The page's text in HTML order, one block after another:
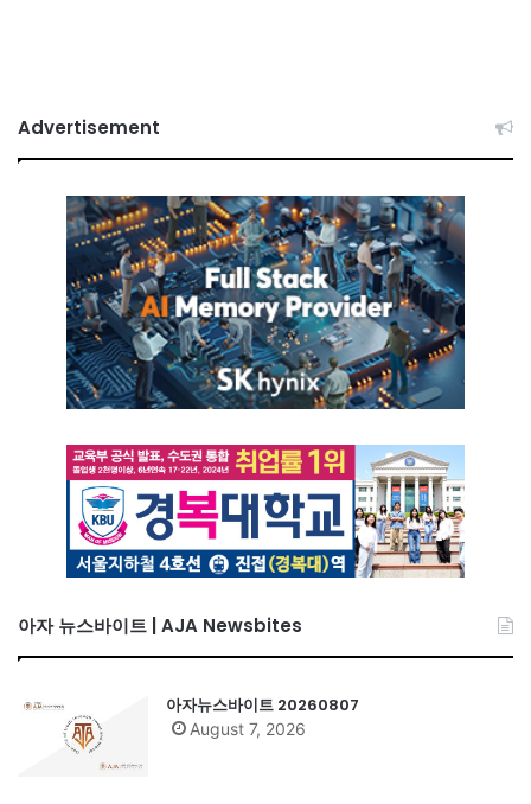
Advertisement
아자 뉴스바이트 | AJA Newsbites
아자뉴스바이트 20260807
August 7, 2026